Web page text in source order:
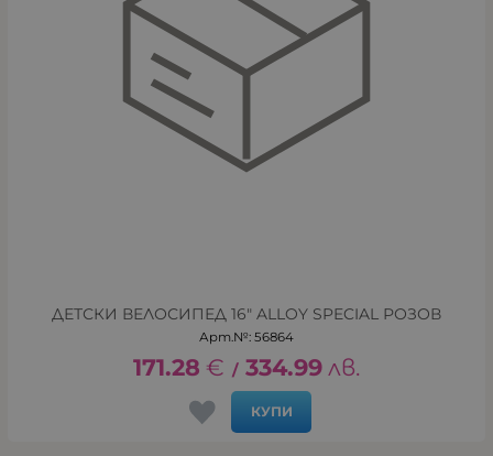
ДЕТСКИ ВЕЛОСИПЕД 16" ALLOY SPECIAL РОЗОВ
Арт.№: 56864
171.28 € / 334.99 лв.
КУПИ